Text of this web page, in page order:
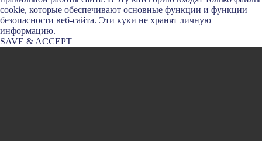
cookie, которые обеспечивают основные функции и функции
безопасности веб-сайта. Эти куки не хранят личную
информацию.
SAVE & ACCEPT